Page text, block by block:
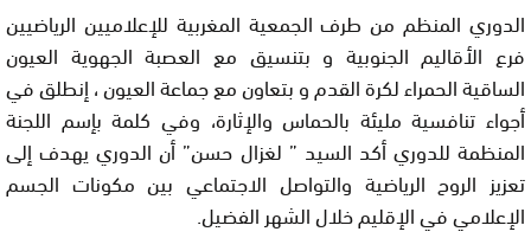
الدوري المنظم من طرف الجمعية المغربية للإعلاميين الرياضيين
فرع الأقاليم الجنوبية و بتنسيق مع العصبة الجهوية العيون
الساقية الحمراء لكرة القدم و بتعاون مع جماعة العيون ، إنطلق في
أجواء تنافسية مليئة بالحماس والإثارة، وفي كلمة بإسم اللجنة
المنظمة للدوري أكد السيد ” لغزال حسن” أن الدوري يهدف إلى
تعزيز الروح الرياضية والتواصل الاجتماعي بين مكونات الجسم
الإعلامي في الإقليم خلال الشهر الفضيل.